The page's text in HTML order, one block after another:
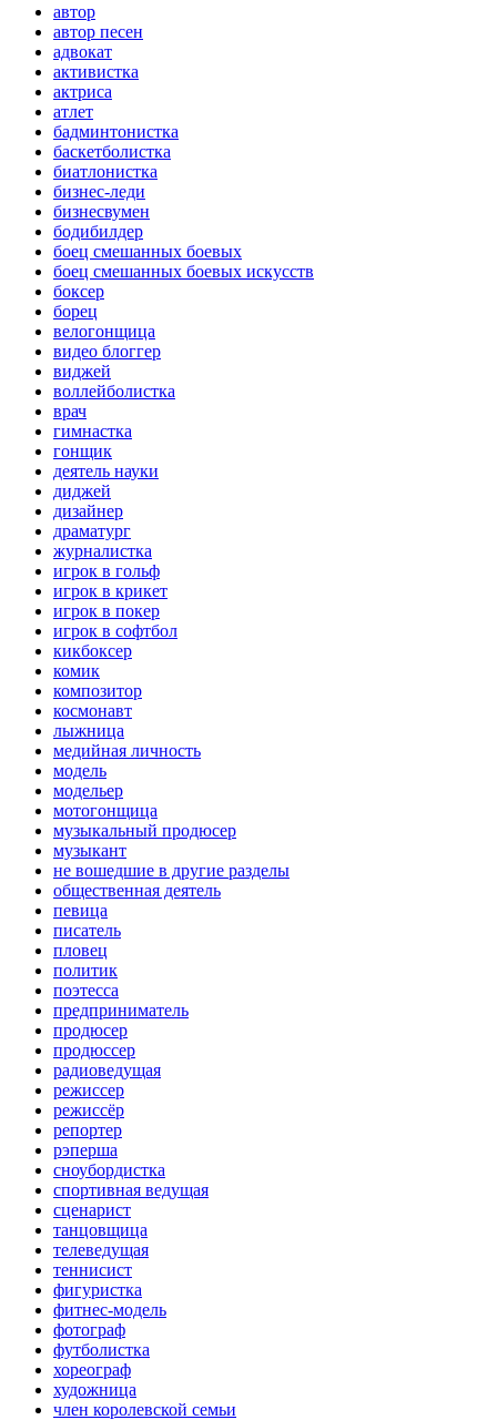
автор
автор песен
адвокат
активистка
актриса
атлет
бадминтонистка
баскетболистка
биатлонистка
бизнес-леди
бизнесвумен
бодибилдер
боец смешанных боевых
боец смешанных боевых искусств
боксер
борец
велогонщица
видео блоггер
виджей
воллейболистка
врач
гимнастка
гонщик
деятель науки
диджей
дизайнер
драматург
журналистка
игрок в гольф
игрок в крикет
игрок в покер
игрок в софтбол
кикбоксер
комик
композитор
космонавт
лыжница
медийная личность
модель
модельер
мотогонщица
музыкальный продюсер
музыкант
не вошедшие в другие разделы
общественная деятель
певица
писатель
пловец
политик
поэтесса
предприниматель
продюсер
продюссер
радиоведущая
режиссер
режиссёр
репортер
рэперша
сноубордистка
спортивная ведущая
сценарист
танцовщица
телеведущая
теннисист
фигуристка
фитнес-модель
фотограф
футболистка
хореограф
художница
член королевской семьи